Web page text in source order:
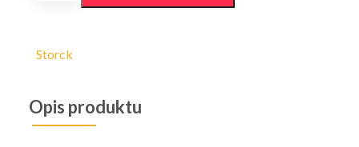
Storck
Opis produktu